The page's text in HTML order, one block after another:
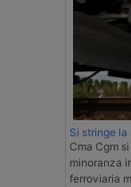
Si stringe
Cma Cgm
minoranza
ferroviaria